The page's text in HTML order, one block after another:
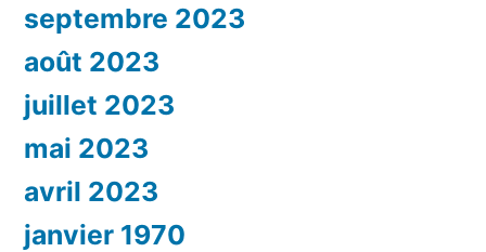
septembre 2023
août 2023
juillet 2023
mai 2023
avril 2023
janvier 1970